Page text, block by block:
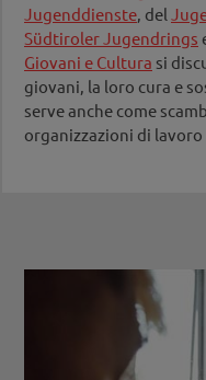
Jugenddienste, del
Südtiroler Jugendrings
Giovani e Cultura si
giovani, la loro cura e
serve anche come
organizzazioni di